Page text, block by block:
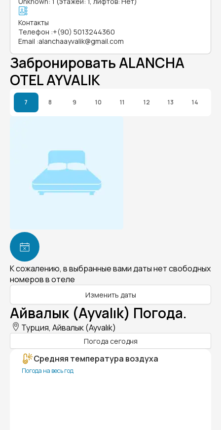
Контакты
Телефон :+(90) 5013244360
Email :alanchaayvalik@gmail.com
Забронировать ALANCHA
OTEL AYVALIK
7 8 9 10 11 12 13 14
К сожалению, в выбранные вами даты нет свободных
номеров в отеле
Изменить даты
Айвалык (Ayvalık) Погода.
Турция, Айвалык (Ayvalık)
Погода сегодня
Средняя температура воздуха
Погода на весь год